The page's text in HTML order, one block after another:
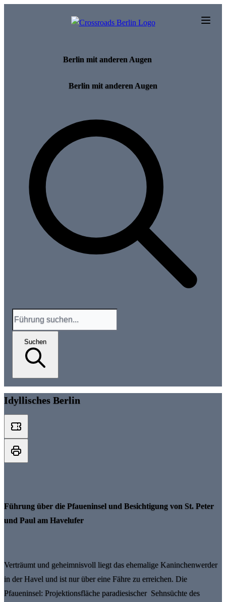
Berlin mit anderen Augen
Berlin mit anderen Augen
Suchen
Idyllisches Berlin
Führung über die Pfaueninsel und Besichtigung von St. Peter
und Paul am Havelufer
Verträumt und geheimnisvoll liegt das ehemalige Kaninchenwerder
in der Havel und ist nur über eine Fähre zu erreichen. Die
Pfaueninsel: Projektionsfläche paradiesischer Sehnsüchte des